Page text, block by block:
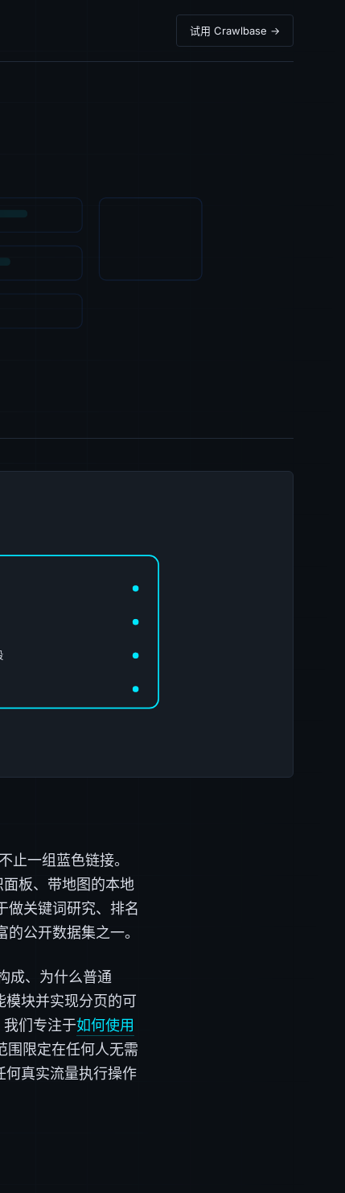
试用 Crawlbase →
止一组蓝色链接。
板、带地图的本地
做关键词研究、排名
公开数据集之一。
成、为什么普通
块并实现分页的可
们专注于如何使用
围限定在任何人无需
何真实流量执行操作